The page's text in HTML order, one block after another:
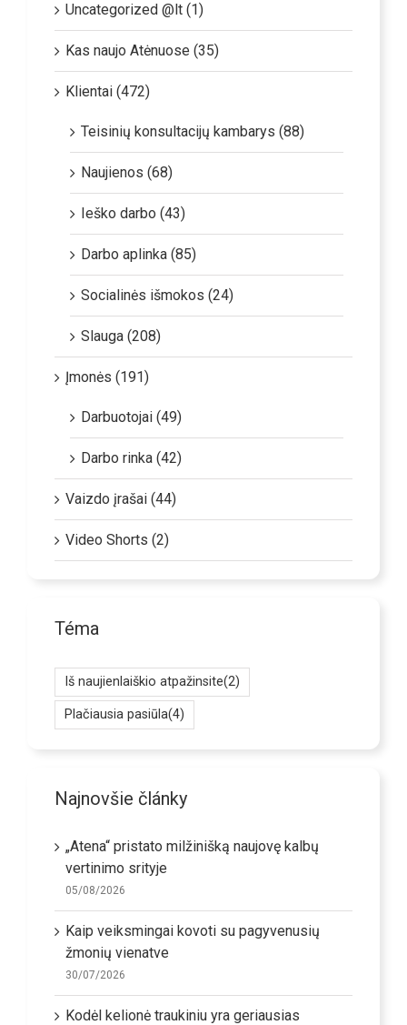
Uncategorized @lt (1)
Kas naujo Atėnuose (35)
Klientai (472)
Teisinių konsultacijų kambarys (88)
Naujienos (68)
Ieško darbo (43)
Darbo aplinka (85)
Socialinės išmokos (24)
Slauga (208)
Įmonės (191)
Darbuotojai (49)
Darbo rinka (42)
Vaizdo įrašai (44)
Video Shorts (2)
Téma
Iš naujienlaiškio atpažinsite(2)
Plačiausia pasiūla(4)
Najnovšie články
„Atena“ pristato milžinišką naujovę kalbų
vertinimo srityje
05/08/2026
Kaip veiksmingai kovoti su pagyvenusių
žmonių vienatve
30/07/2026
Kodėl kelionė traukiniu yra geriausias